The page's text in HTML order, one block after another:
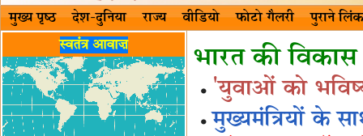
मुख्य पृष्ठ देश-दुनिया राज्य वीडियो फोटो गैलरी पुराने लिंक
स्वतंत्र आवाज़
भारत की विकास
'युवाओं को
मुख्यमंत्रियों के